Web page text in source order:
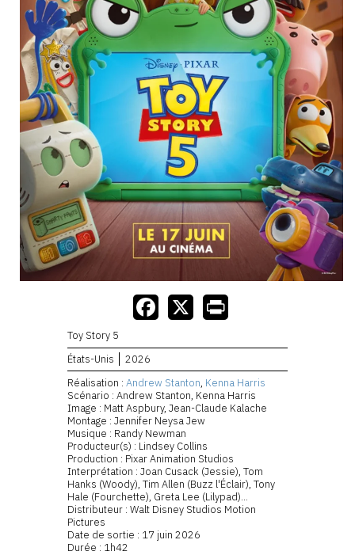
Toy Story 5
États-Unis
2026
Réalisation : Andrew Stanton, Kenna Harris
Scénario : Andrew Stanton, Kenna Harris
Image : Matt Aspbury, Jean-Claude Kalache
Montage : Jennifer Neysa Jew
Musique : Randy Newman
Producteur(s) : Lindsey Collins
Production : Pixar Animation Studios
Interprétation : Joan Cusack (Jessie), Tom
Hanks (Woody), Tim Allen (Buzz l'Éclair), Tony
Hale (Fourchette), Greta Lee (Lilypad)...
Distributeur : Walt Disney Studios Motion
Pictures
Date de sortie : 17 juin 2026
Durée : 1h42